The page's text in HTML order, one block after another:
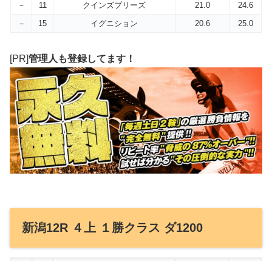
－
11 クインズプリーズ 21.0
24.6
－
15 イグニション 20.6 25.0
[PR]管理人も登録してます！
新潟12R ４上 １勝クラス ダ1200